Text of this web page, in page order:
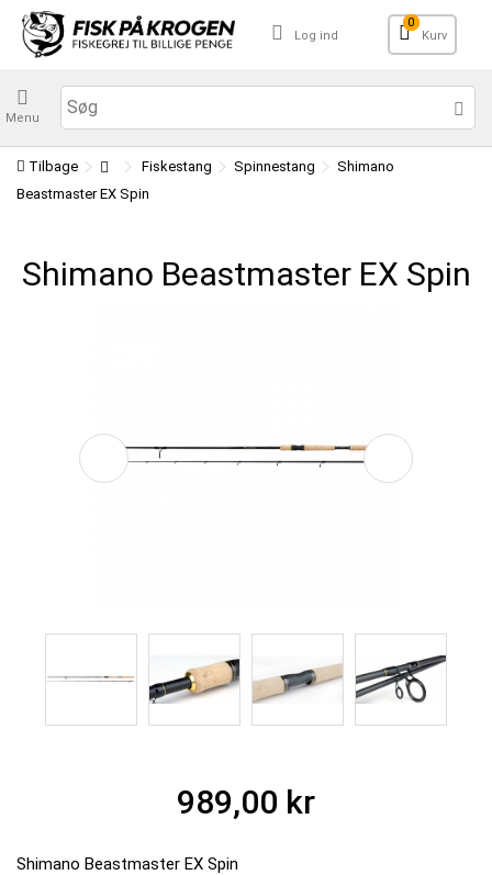
Log ind
0
Kurv
Menu
Tilbage Fiskestang Spinnestang
Shimano
Beastmaster EX Spin
Shimano Beastmaster EX Spin
989,00 kr
Shimano Beastmaster EX Spin